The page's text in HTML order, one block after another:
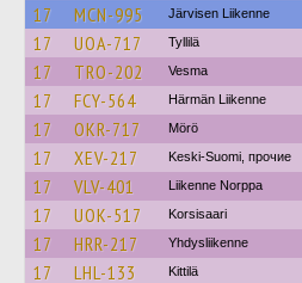
17 MCN-995 Järvisen Liikenne
17 UOA-717 Tyllilä
17 TRO-202 Vesma
17 FCY-564 Härmän Liikenne
17 OKR-717 Mörö
17 XEV-217 Keski-Suomi, прочие
17 VLV-401 Liikenne Norppa
17 UOK-517 Korsisaari
17 HRR-217 Yhdysliikenne
17 LHL-133 Kittilä